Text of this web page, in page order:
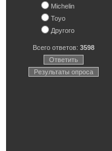
Michelin
Toyo
Другого
Всего ответов: 3598
Ответить
Результаты опроса